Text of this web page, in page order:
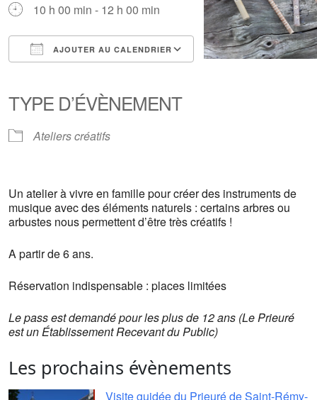
10 h 00 min - 12 h 00 min
AJOUTER AU CALENDRIER
TYPE D’ÉVÈNEMENT
Ateliers créatifs
Un atelier à vivre en famille pour créer des instruments de
musique avec des éléments naturels : certains arbres ou
arbustes nous permettent d’être très créatifs !
A partir de 6 ans.
Réservation indispensable : places limitées
Le pass est demandé pour les plus de 12 ans (Le Prieuré
est un Établissement Recevant du Public)
Les prochains évènements
Visite guidée du Prieuré de Saint-Rémy-